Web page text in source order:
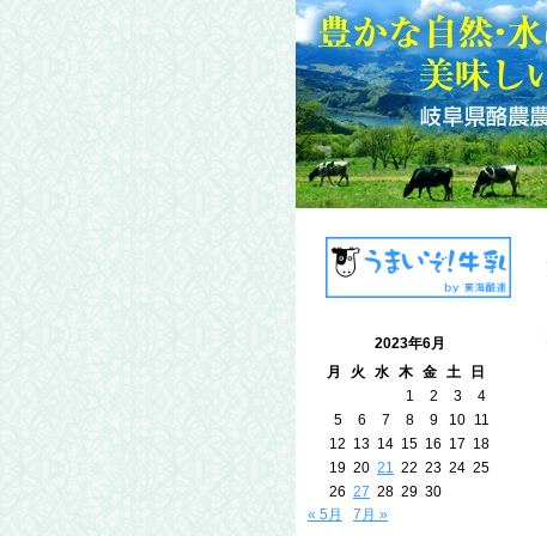
2023年6月
月
火 水 木 金 土
日
1
2 3
4
5
6 7 8 9 10 11
12 13 14 15 16 17 18
19 20 21 22 23 24 25
26 27 28 29 30
« 5月
7月 »